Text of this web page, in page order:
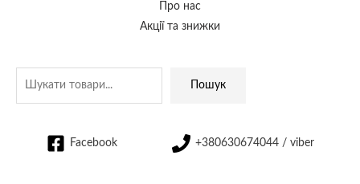
Про нас
Акції та знижки
Пошук
Facebook +380630674044 / viber